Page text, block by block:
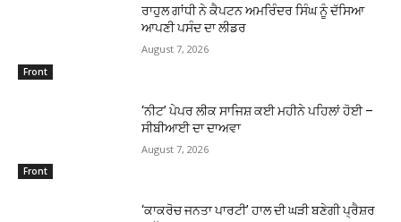
Front
ਰਾਹੁਲ ਗਾਂਧੀ ਨੇ ਕੈਪਟਨ ਅਮਰਿੰਦਰ ਸਿੰਘ ਨੂੰ ਦੱਸਿਆ
ਆਪਣੀ ਪਸੰਦ ਦਾ ਲੀਡਰ
August 7, 2026
Front
‘ਨੀਟ’ ਪੇਪਰ ਲੀਕ ਸਾਜਿਸ਼ ਕਈ ਮਹੀਨੇ ਪਹਿਲਾਂ ਹੋਈ –
ਸੀਬੀਆਈ ਦਾ ਦਾਅਵਾ
August 7, 2026
‘ਕਾਕਰੋਚ ਜਨਤਾ ਪਾਰਟੀ’ ਹਾਲ ਦੀ ਘੜੀ ਬਣੇਗੀ ਪ੍ਰੈਸ਼ਰ